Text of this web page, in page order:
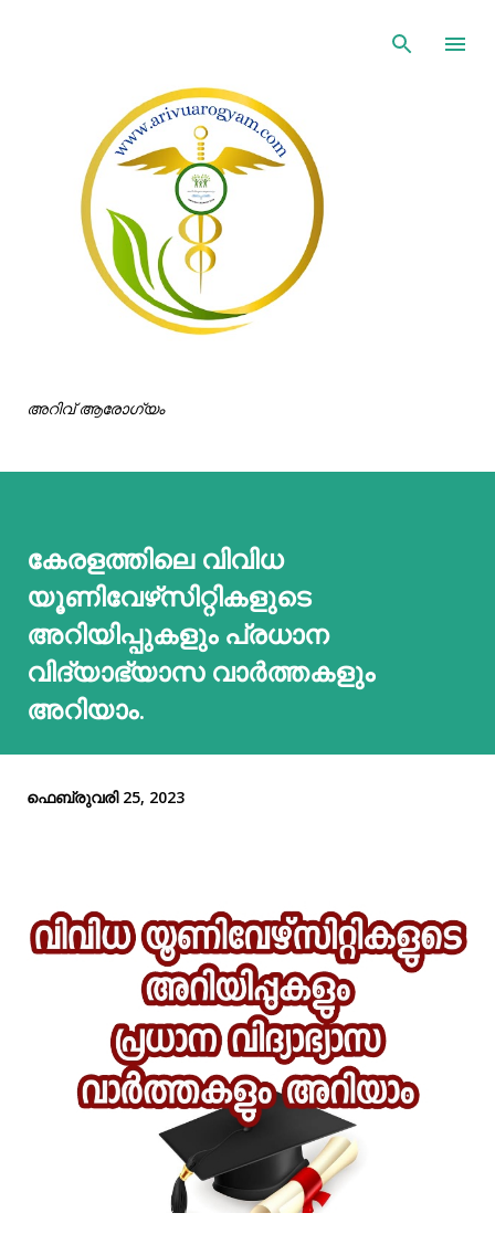
അറിവ് ആരോഗ്യം
കേരളത്തിലെ വിവിധ
യൂണിവേഴ്‌സിറ്റികളുടെ
അറിയിപ്പുകളും പ്രധാന
വിദ്യാഭ്യാസ വാർത്തകളും
അറിയാം.
ഫെബ്രുവരി 25, 2023